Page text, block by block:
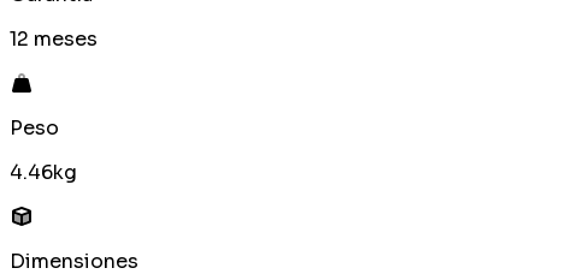
12 meses
Peso
4.46kg
Dimensiones